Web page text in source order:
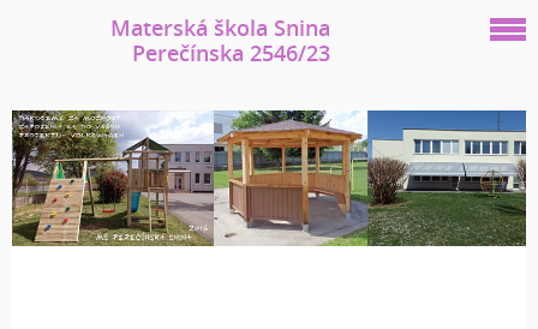
Materská škola Snina
Perečínska 2546/23